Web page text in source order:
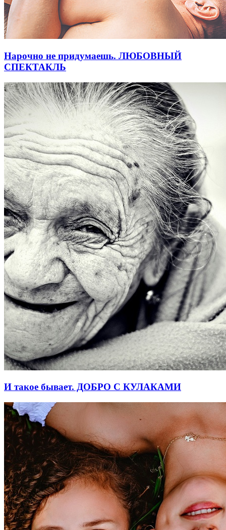
Нарочно не придумаешь. ЛЮБОВНЫЙ
СПЕКТАКЛЬ
И такое бывает. ДОБРО С КУЛАКАМИ